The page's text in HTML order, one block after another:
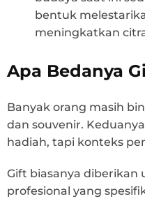
bentuk
meningkatkan
Apa Bedanya
Banyak orang masih
dan souvenir.
hadiah, tapi konteks
Gift biasanya diberikan
profesional yang